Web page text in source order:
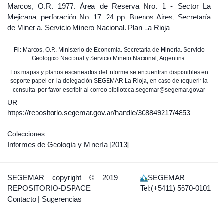
Marcos, O.R. 1977. Área de Reserva Nro. 1 - Sector La
Mejicana, perforación No. 17. 24 pp. Buenos Aires, Secretaría
de Minería. Servicio Minero Nacional. Plan La Rioja
Fil: Marcos, O.R. Ministerio de Economía. Secretaría de Minería. Servicio
Geológico Nacional y Servicio Minero Nacional; Argentina.
Los mapas y planos escaneados del informe se encuentran disponibles en
soporte papel en la delegación SEGEMAR La Rioja, en caso de requerir la
consulta, por favor escribir al correo biblioteca.segemar@segemar.gov.ar
URI
https://repositorio.segemar.gov.ar/handle/308849217/4853
Colecciones
Informes de Geología y Minería [2013]
SEGEMAR copyright © 2019
REPOSITORIO-DSPACE
Contacto | Sugerencias
SEGEMAR
Tel:(+5411) 5670-0101